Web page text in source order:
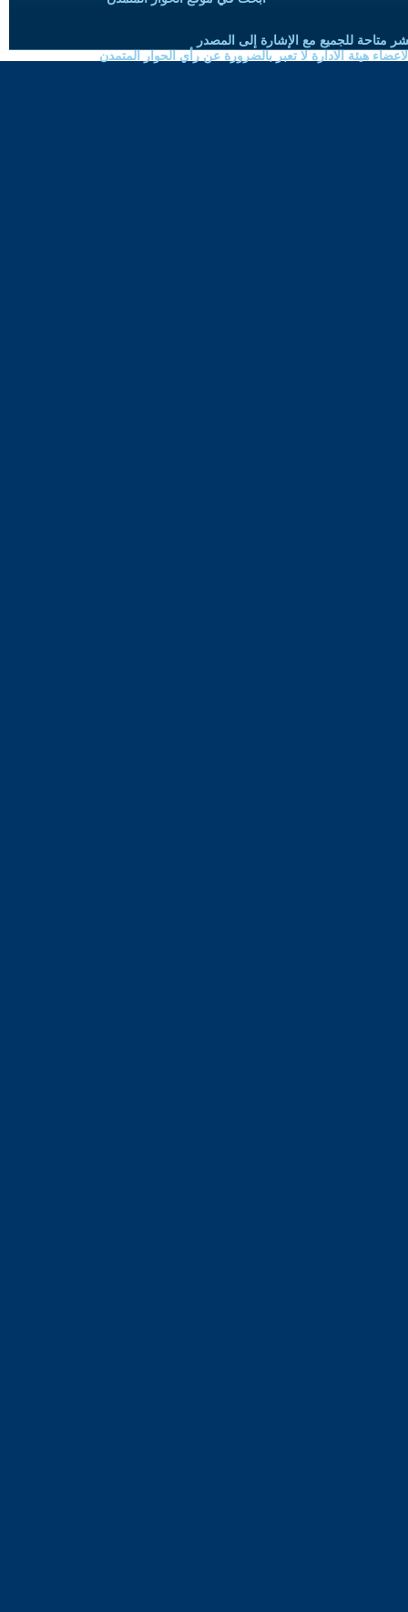
متاحة للجميع مع الإشارة إلى المصدر
هيئة الادارة لا تعبر بالضرورة عن رأي الحوار المتمدن